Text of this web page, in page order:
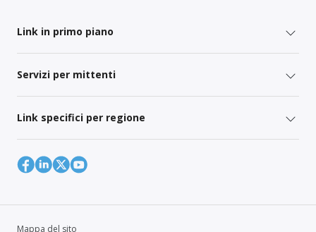
Link in primo piano
Servizi per mittenti
Link specifici per regione
Mappa del sito